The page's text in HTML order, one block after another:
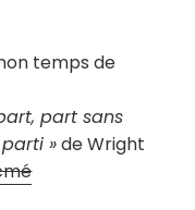
temps de
part sans
»de Wright